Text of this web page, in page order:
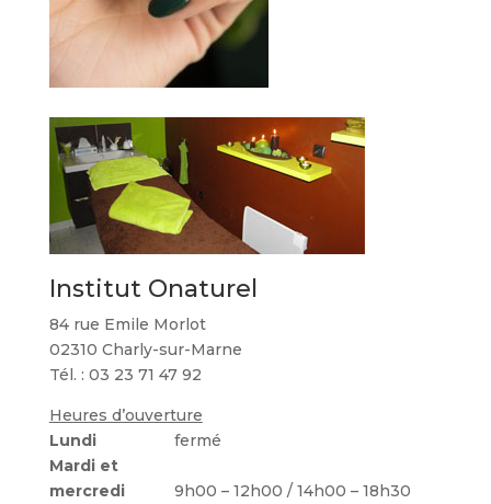
Institut Onaturel
84 rue Emile Morlot
02310 Charly-sur-Marne
Tél. : 03 23 71 47 92
Heures d’ouverture
Lundi
fermé
Mardi et
mercredi
9h00 – 12h00 / 14h00 – 18h30